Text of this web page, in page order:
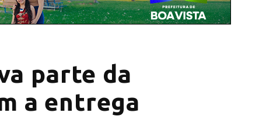
parte da
a entrega